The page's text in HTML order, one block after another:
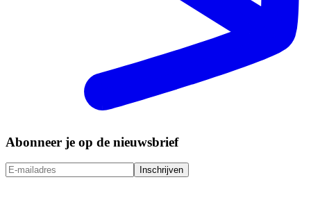
Abonneer je op de nieuwsbrief
Inschrijven